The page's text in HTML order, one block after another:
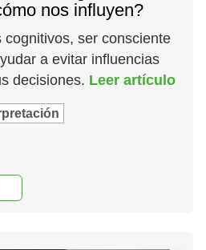
nos influyen?
cognitivos, ser consciente
a evitar influencias
decisiones. Leer artículo